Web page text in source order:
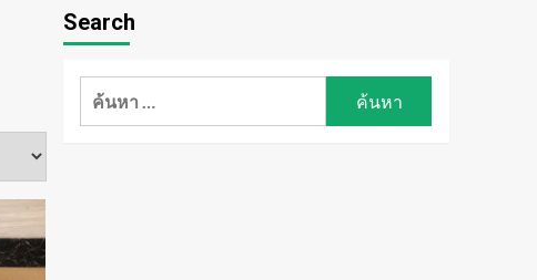
Search
ค้นหา